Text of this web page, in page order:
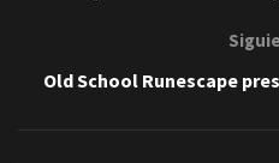
Old School Runescape